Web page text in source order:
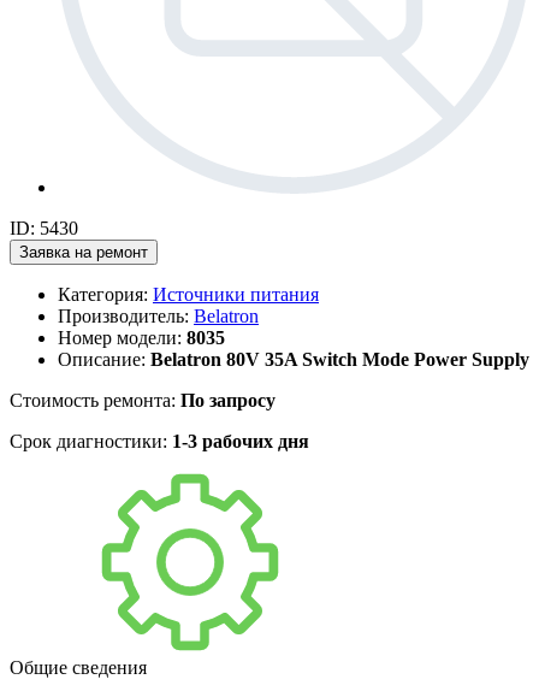
ID: 5430
Заявка на ремонт
Категория: Источники питания
Производитель: Belatron
Номер модели: 8035
Описание: Belatron 80V 35A Switch Mode Power Supply
Стоимость ремонта: По запросу
Срок диагностики: 1-3 рабочих дня
Общие сведения